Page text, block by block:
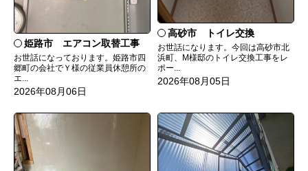
姫路市 エアコン取替工事
お世話になっております。姫路市四
郷町の会社でＹ様の従業員休憩所の
エ...
2026年08月06日
高砂市 トイレ交換
お世話になります。今回は高砂市北
浜町、M様邸のトイレ交換工事をレ
ポー...
2026年08月05日